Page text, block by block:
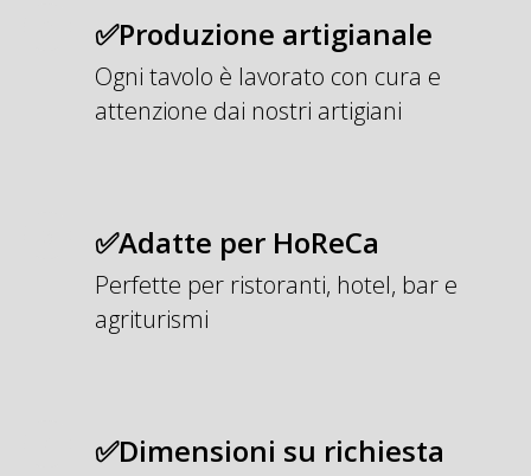
✅Produzione artigianale
Ogni tavolo è lavorato con cura e
attenzione dai nostri artigiani
✅Adatte per HoReCa
Perfette per ristoranti, hotel, bar e
agriturismi
✅Dimensioni su richiesta